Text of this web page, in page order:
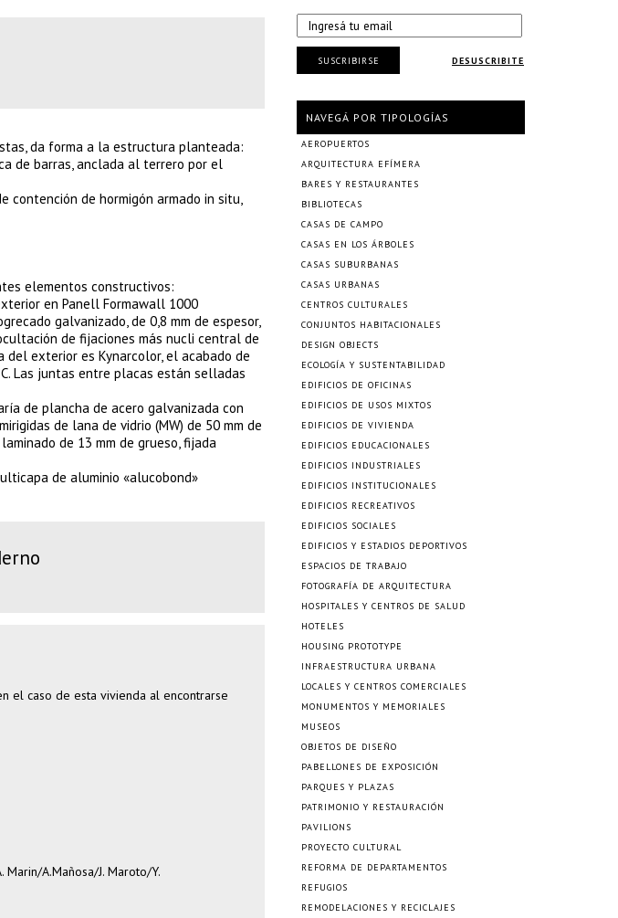
da forma a la estructura planteada:
de barras, anclada al terrero por el
contención de hormigón armado in situ,
elementos constructivos:
en Panell Formawall 1000
galvanizado, de 0,8 mm de espesor,
de fijaciones más nucli central de
exterior es Kynarcolor, el acabado de
Las juntas entre placas están selladas
de plancha de acero galvanizada con
de lana de vidrio (MW) de 50 mm de
de 13 mm de grueso, fijada
de aluminio «alucobond»
el caso de esta vivienda al encontrarse
Marin/A.Mañosa/J. Maroto/Y.
DESUSCRIBITE
SUSCRIBIRSE
NAVEGÁ POR TIPOLOGÍAS
AEROPUERTOS
ARQUITECTURA EFÍMERA
BARES Y RESTAURANTES
BIBLIOTECAS
CASAS DE CAMPO
CASAS EN LOS ÁRBOLES
CASAS SUBURBANAS
CASAS URBANAS
CENTROS CULTURALES
CONJUNTOS HABITACIONALES
DESIGN OBJECTS
ECOLOGÍA Y SUSTENTABILIDAD
EDIFICIOS DE OFICINAS
EDIFICIOS DE USOS MIXTOS
EDIFICIOS DE VIVIENDA
EDIFICIOS EDUCACIONALES
EDIFICIOS INDUSTRIALES
EDIFICIOS INSTITUCIONALES
EDIFICIOS RECREATIVOS
EDIFICIOS SOCIALES
EDIFICIOS Y ESTADIOS DEPORTIVOS
ESPACIOS DE TRABAJO
FOTOGRAFÍA DE ARQUITECTURA
HOSPITALES Y CENTROS DE SALUD
HOTELES
HOUSING PROTOTYPE
INFRAESTRUCTURA URBANA
LOCALES Y CENTROS COMERCIALES
MONUMENTOS Y MEMORIALES
MUSEOS
OBJETOS DE DISEÑO
PABELLONES DE EXPOSICIÓN
PARQUES Y PLAZAS
PATRIMONIO Y RESTAURACIÓN
PAVILIONS
PROYECTO CULTURAL
REFORMA DE DEPARTAMENTOS
REFUGIOS
REMODELACIONES Y RECICLAJES